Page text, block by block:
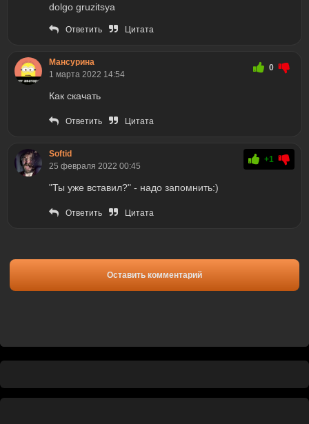
dolgo gruzitsya
Ответить Цитата
Мансурина
1 марта 2022 14:54
0
Как скачать
Ответить Цитата
Softid
25 февраля 2022 00:45
+1
"Ты уже вставил?" - надо запомнить:)
Ответить Цитата
Оставить комментарий